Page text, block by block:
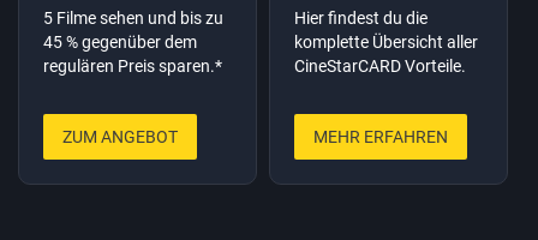
5 Filme sehen und bis zu
45 % gegenüber dem
regulären Preis sparen.*
ZUM ANGEBOT
Hier findest du die
komplette Übersicht aller
CineStarCARD Vorteile.
MEHR ERFAHREN